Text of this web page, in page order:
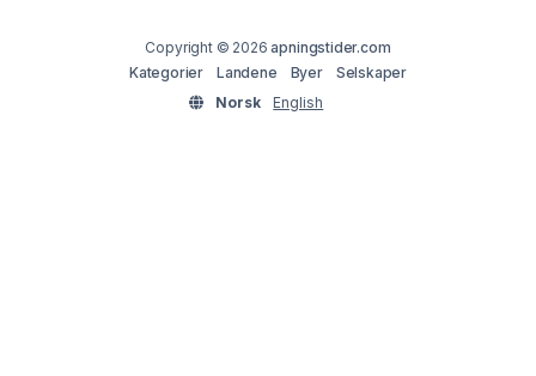
Copyright © 2026apningstider.com
Kategorier
Landene Byer
Selskaper
Norsk
English